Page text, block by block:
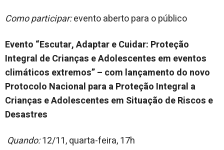
Como participar:evento aberto para o público
Evento “Escutar, Adaptar e Cuidar: Proteção
Integral de Crianças e Adolescentes em eventos
climáticos extremos” – com lançamento do novo
Protocolo Nacional para a Proteção Integral a
Crianças e Adolescentes em Situação de Riscos e
Desastres
Quando:12/11, quarta-feira, 17h